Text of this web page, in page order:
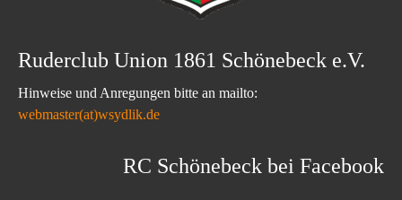
Ruderclub Union 1861 Schönebeck e.V.
Hinweise und Anregungen bitte an mailto:
webmaster(at)wsydlik.de
RC Schönebeck bei Facebook